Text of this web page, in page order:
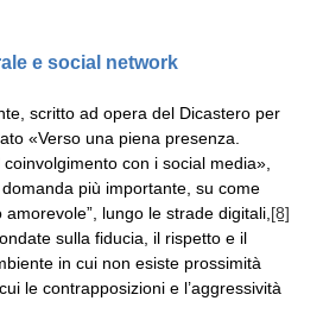
e social network
scritto ad opera del Dicastero per
«Verso una piena presenza.
con i social media»,
più importante, su come
lungo le strade digitali, [8]
sulla fiducia, il rispetto e il
in cui non esiste prossimità
le contrapposizioni e l’aggressività